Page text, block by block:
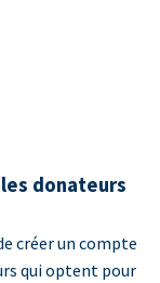
donateurs
créer un compte
qui optent pour